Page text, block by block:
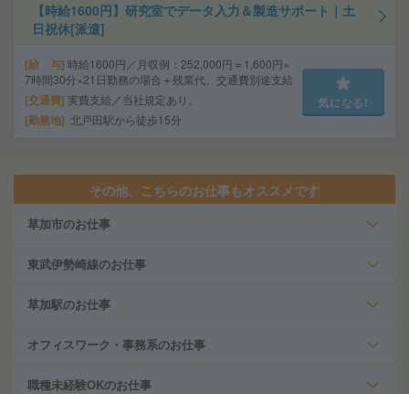
【時給1600円】研究室でデータ入力＆製造サポート｜土
日祝休[派遣]
給 与 時給1600円／月収例：252,000円＝1,600円×
7時間30分×21日勤務の場合＋残業代、交通費別途支給
交通費 実費支給／当社規定あり。
勤務地 北戸田駅から徒歩15分
気になる!
その他、こちらのお仕事もオススメです
草加市のお仕事
東武伊勢崎線のお仕事
草加駅のお仕事
オフィスワーク・事務系のお仕事
職種未経験OKのお仕事